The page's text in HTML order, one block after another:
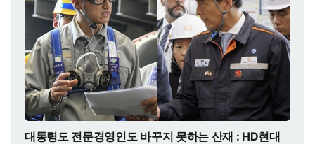
대통령도 전문경영인도 바꾸지 못하는 산재 : HD현대